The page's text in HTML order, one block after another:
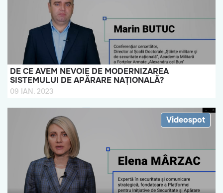
DE CE AVEM NEVOIE DE MODERNIZAREA
SISTEMULUI DE APĂRARE NAȚIONALĂ?
09 IAN. 2023
Videospot